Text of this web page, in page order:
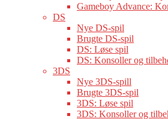
Gameboy Advance:
DS
Nye DS-spil
Brugte DS-spil
DS: Løse spil
DS: Konsoller og
3DS
Nye 3DS-spill
Brugte 3DS-spil
3DS: Løse spil
3DS: Konsoller og